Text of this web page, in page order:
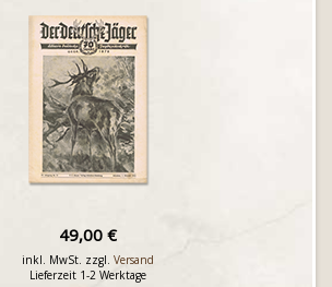
49,00 €
inkl. MwSt. zzgl. Versand
Lieferzeit 1-2 Werktage